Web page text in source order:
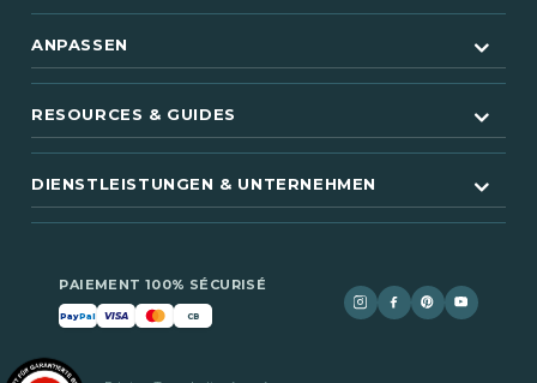
ANPASSEN
RESOURCES & GUIDES
DIENSTLEISTUNGEN & UNTERNEHMEN
PAIEMENT 100% SÉCURISÉ
PayPal VISA CB